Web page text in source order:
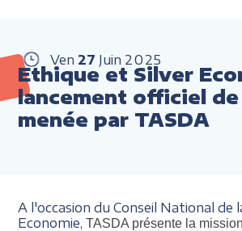
Ven 27 Juin 2025
Ethique et Silver
lancement officiel
menée par TASDA
A l'occasion du Conseil National de
Economie,TASDA présente la